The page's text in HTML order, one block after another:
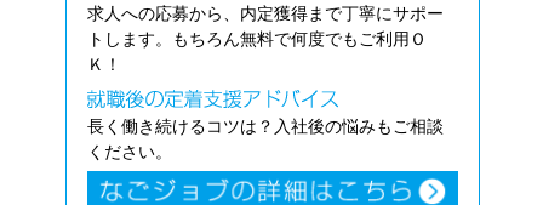
求人への応募から、内定獲得まで丁寧にサポー
トします。もちろん無料で何度でもご利用Ｏ
Ｋ！
長く働き続けるコツは？入社後の悩みもご相談
ください。